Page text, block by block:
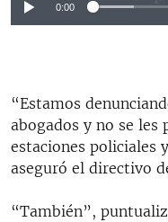
0:00
“Estamos
abogados y no se les
estaciones policiales
aseguró el directivo
“También”,